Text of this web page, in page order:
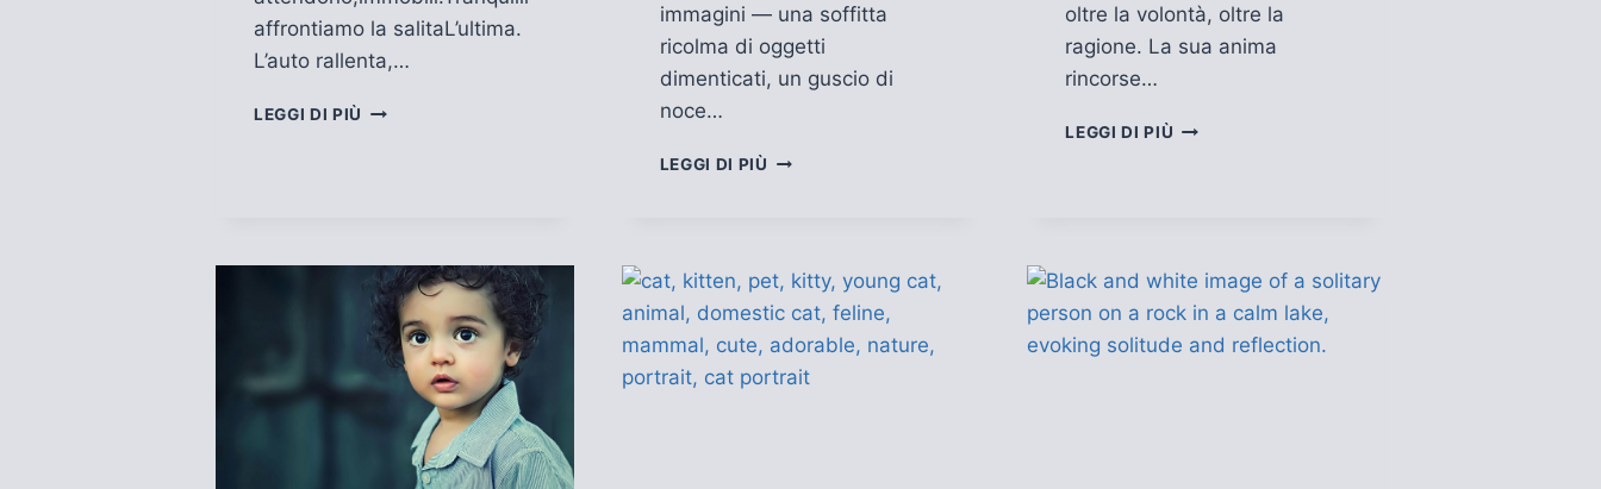
affrontiamo la salitaL’ultima.
L’auto rallenta,…
LEGGI DI PIÙ
immagini — una soffitta
ricolma di oggetti
dimenticati, un guscio di
noce…
LEGGI DI PIÙ
oltre la volontà, oltre la
ragione. La sua anima
rincorse…
LEGGI DI PIÙ LA